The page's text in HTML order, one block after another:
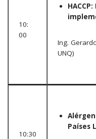
10:
00
Ing.
UNQ)
10:30
Países